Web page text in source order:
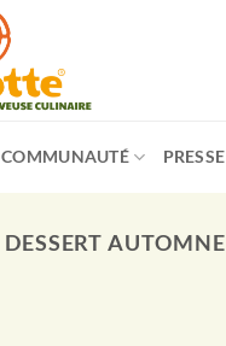
COMMUNAUTÉ PRESSE
DESSERT AUTOMNE